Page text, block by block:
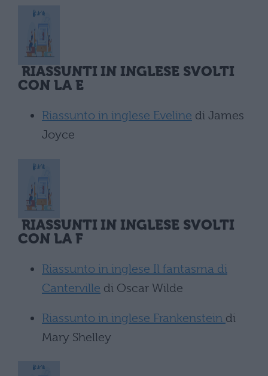
RIASSUNTI IN INGLESE SVOLTI
CON LA E
Riassunto in inglese Eveline di James
Joyce
RIASSUNTI IN INGLESE SVOLTI
CON LA F
Riassunto in inglese Il fantasma di
Canterville di Oscar Wilde
Riassunto in inglese Frankenstein di
Mary Shelley